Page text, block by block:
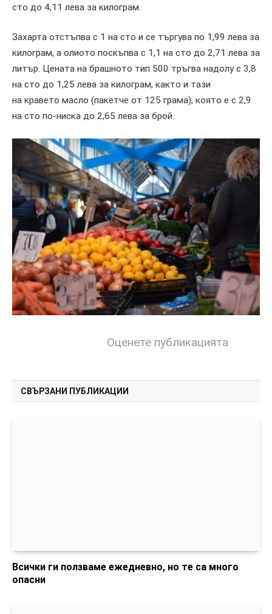
сто до 4,11 лева за килограм.
Захарта отстъпва с 1 на сто и се търгува по 1,99 лева за
килограм, а олиото поскъпва с 1,1 на сто до 2,71 лева за
литър. Цената на брашното тип 500 тръгва надолу с 3,8
на сто до 1,25 лева за килограм, както и тази
на кравето масло (пакетче от 125 грама), която е с 2,9
на сто по-ниска до 2,65 лева за брой.
Оценете публикацията
СВЪРЗАНИ ПУБЛИКАЦИИ
Всички ги ползваме ежедневно, но те са много
опасни